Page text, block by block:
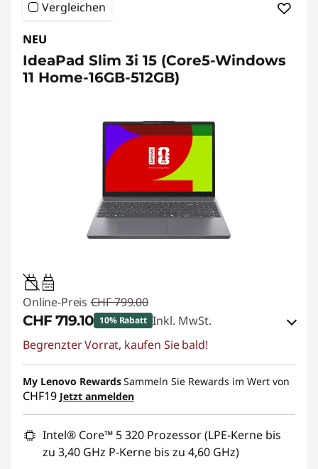
Vergleichen
NEU
IdeaPad Slim 3i 15 (Core5-Windows
11 Home-16GB-512GB)
45W-65W
USB PD
Online-Preis CHF 799.00
CHF 719.10 10% Rabatt Inkl. MwSt.
eCoupon-Rabatt :-CHF 79.90
eCoupon :SALES
Begrenzter Vorrat, kaufen Sie bald!
My Lenovo RewardsSammeln Sie Rewards im Wert von
CHF19 Jetzt anmelden
Intel® Core™ 5 320 Prozessor (LPE-Kerne bis
zu 3,40 GHz P-Kerne bis zu 4,60 GHz)